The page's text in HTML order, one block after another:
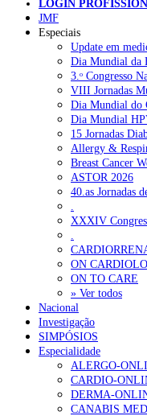
NOTÍCIAS RECENTES
Sindicato acusa ULS
aos médicos 6 de
Sindicato critica
de emergência pré-
Plataforma criada por
de demência 5 de
ULS Alto Alentejo e
Oncologia, formação
Montenegro defende
médicos de família 5
NOTÍCIAS MAIS LIDAS
Enfermagem
gesto conta e
202
LOGIN
JMF
Especiais
Update em
Dia Mundial da
3.ᵒ Congresso
VIII Jornadas
Dia Mundial do
Dia Mundial
15 Jornadas
Allergy &
Breast Cancer
ASTOR 2026
40.as Jornadas
.
XXXIV
.
ON
ON TO CARE
» Ver todos
Nacional
Investigação
SIMPÓSIOS
Especialidade
ALERGO-
CARDIO-
DERMA-
CANABIS